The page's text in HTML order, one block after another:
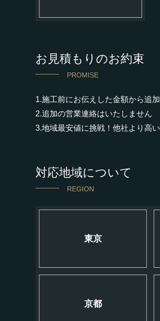
お見積もりのお約束
PROMISE
1.施工前にお伝えした金額から追
2.追加の営業連絡はいたしません
3.地域最安値に挑戦！他社より高
対応地域について
REGION
東京
京都